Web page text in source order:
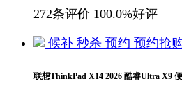
272条评价 100.0%好评
候补 秒杀 预约 预约抢
联想ThinkPad X14 2026 酷睿Ultra X9